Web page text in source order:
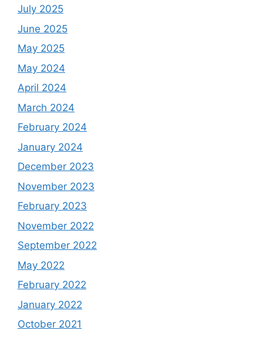
July 2025
June 2025
May 2025
May 2024
April 2024
March 2024
February 2024
January 2024
December 2023
November 2023
February 2023
November 2022
September 2022
May 2022
February 2022
January 2022
October 2021